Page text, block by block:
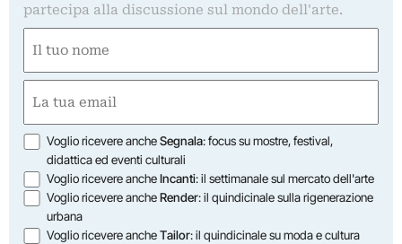
partecipa alla discussione sul mondo dell'arte.
(Obbligatorio)
Nome
(Obbligatorio)
Opzioni
Voglio ricevere ancheSegnala: focus su mostre, festival,
didattica ed eventi culturali
Voglio ricevere ancheIncanti: il settimanale sul mercato dell'arte
Voglio ricevere ancheRender: il quindicinale sulla rigenerazione
urbana
Voglio ricevere ancheTailor: il quindicinale su moda e cultura